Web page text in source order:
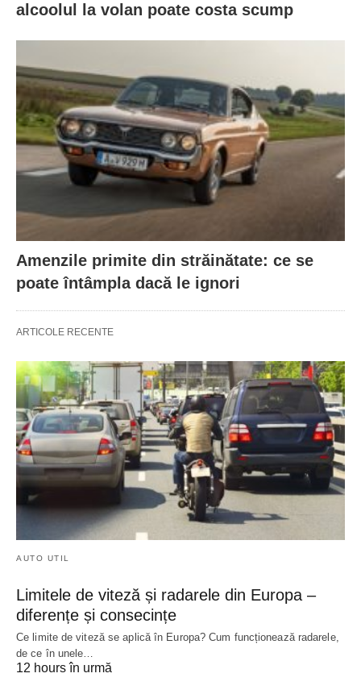
alcoolul la volan poate costa scump
Amenzile primite din străinătate: ce se
poate întâmpla dacă le ignori
ARTICOLE RECENTE
AUTO UTIL
Limitele de viteză și radarele din Europa –
diferențe și consecințe
Ce limite de viteză se aplică în Europa? Cum funcționează radarele,
de ce în unele…
12 hours în urmă